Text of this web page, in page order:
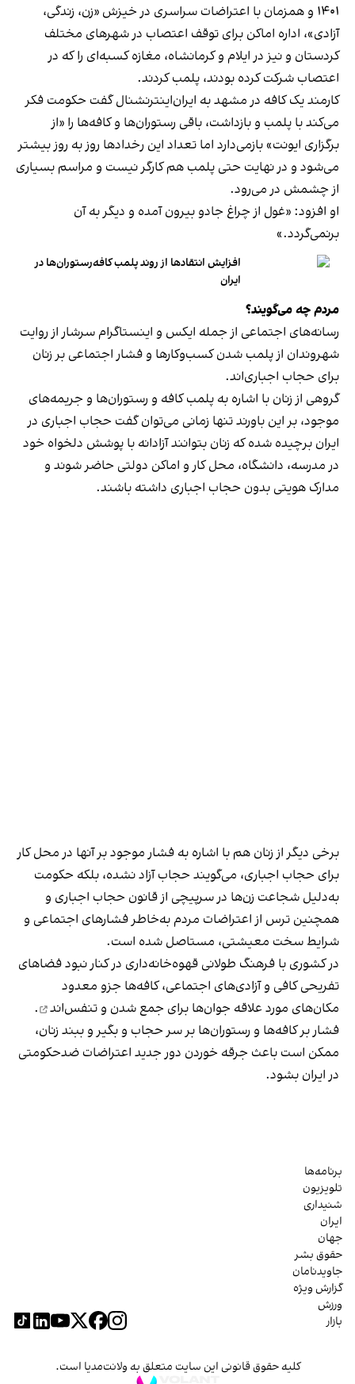
۱۴۰۱ و همزمان با اعتراضات سراسری در خیزش «زن، زندگی،
آزادی»، اداره اماکن برای توقف اعتصاب در شهرهای مختلف
کردستان و نیز در ایلام و کرمانشاه، مغازه کسبه‌ای را که در
اعتصاب شرکت کرده بودند، پلمب کردند.
کارمند یک کافه در مشهد به ایران‌اینترنشنال گفت حکومت فکر
می‌کند با پلمب و بازداشت، باقی رستوران‌ها و کافه‌ها را «از
برگزاری ایونت» بازمی‌دارد اما تعداد این رخدادها روز به روز بیشتر
می‌شود و در نهایت حتی پلمب هم کارگر نیست و مراسم بسیاری
از چشمش در می‌رود.
او افزود: «غول از چراغ جادو بیرون آمده و دیگر به آن
برنمی‎‌گردد.»
افزایش انتقادها از روند پلمب کافه‌رستوران‌ها در
ایران
مردم چه می‌گویند؟
رسانه‎‌های اجتماعی از جمله ایکس و اینستاگرام سرشار از روایت
شهروندان از پلمب شدن کسب‌وکارها و فشار اجتماعی بر زنان
برای حجاب اجباری‌اند.
گروهی از زنان با اشاره به پلمب کافه و رستوران‌ها و جریمه‌های
موجود، بر این باورند تنها زمانی می‌توان گفت حجاب اجباری در
ایران برچیده شده که زنان بتوانند آزادانه با پوشش دلخواه خود
در مدرسه، دانشگاه، محل کار و اماکن دولتی حاضر شوند و
مدارک هویتی بدون حجاب اجباری داشته باشند.
برخی دیگر از زنان هم با اشاره به فشار موجود بر آنها در محل کار
برای حجاب اجباری، می‌گویند حجاب آزاد نشده، بلکه حکومت
به‌دلیل شجاعت زن‌ها در سرپیچی از قانون حجاب اجباری و
همچنین ترس از اعتراضات مردم به‌خاطر فشارهای اجتماعی و
شرایط سخت معیشتی، مستاصل شده است.
در کشوری با فرهنگ طولانی قهوه‌‌خانه‌داری در کنار نبود فضاهای
تفریحی کافی و آزادی‌های اجتماعی، کافه‌ها جزو معدود
مکان‌های مورد علاقه جوان‌ها برای جمع شدن و تنفس‌اند
.
فشار بر کافه‌ها و رستوران‌ها بر سر حجاب و بگیر و ببند زنان،
ممکن است باعث جرقه خوردن دور جدید اعتراضات ضدحکومتی
در ایران بشود.
برنامه‌ها
تلویزیون
شنیداری
ایران
جهان
حقوق بشر
جاویدنامان
گزارش ویژه
ورزش
بازار
کلیه حقوق قانونی این سایت متعلق به ولانت‌مدیا است.